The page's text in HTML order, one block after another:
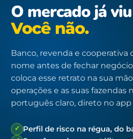
O mercado já
Você não.
Banco, revenda e cooperativa
nome antes de fechar
coloca esse retrato na sua
operações e as suas fazendas
português claro, direto no app
✓ Perfil de risco na régua, do